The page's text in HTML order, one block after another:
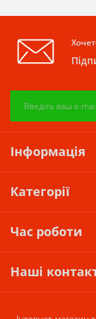
Інформація
Категорії
Час роботи
Наші